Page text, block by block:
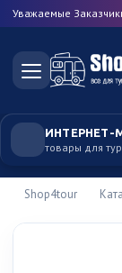
Уважаемые
ИНТЕРНЕТ-
товары для
Shop4tour